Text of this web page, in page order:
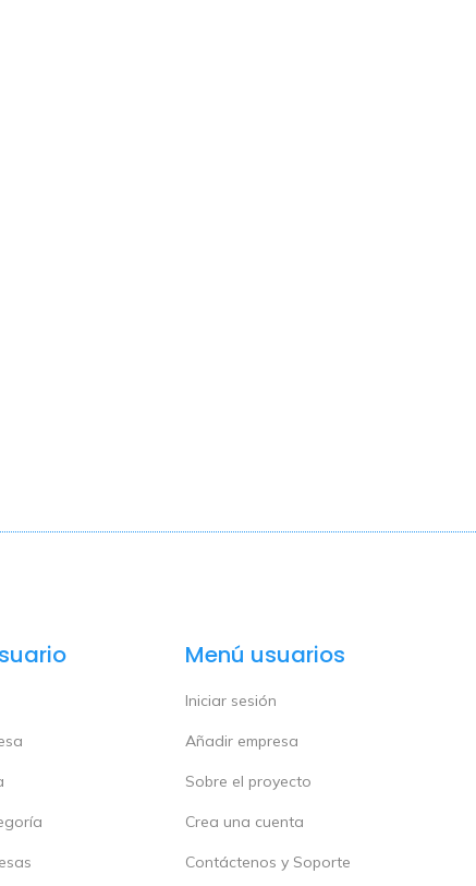
Menú usuarios
Iniciar sesión
Añadir empresa
Sobre el proyecto
Crea una cuenta
Contáctenos y Soporte